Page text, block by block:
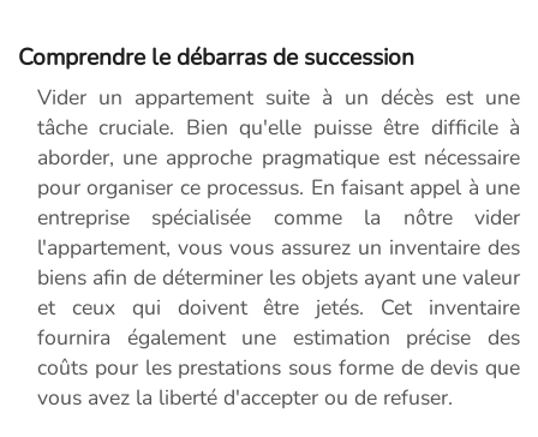
Comprendre le débarras de succession
Vider un appartement suite à un décès est une
tâche cruciale. Bien qu'elle puisse être difficile à
aborder, une approche pragmatique est nécessaire
pour organiser ce processus. En faisant appel à une
entreprise spécialisée comme la nôtre vider
l'appartement, vous vous assurez un inventaire des
biens afin de déterminer les objets ayant une valeur
et ceux qui doivent être jetés. Cet inventaire
fournira également une estimation précise des
coûts pour les prestations sous forme de devis que
vous avez la liberté d'accepter ou de refuser.